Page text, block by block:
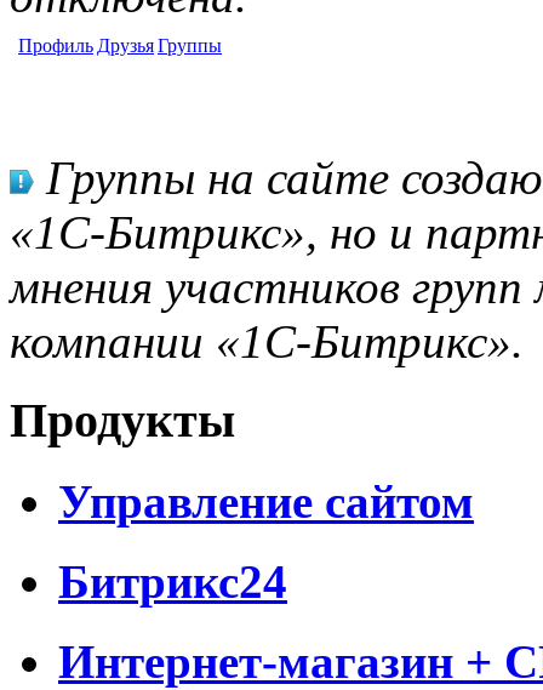
Профиль ДрузьяГруппы
Группы на сайте
«1С-Битрикс», но и
мнения участников
компании «1С-Битрикс».
Продукты
Управление сайтом
Битрикс24
Интернет-магазин +